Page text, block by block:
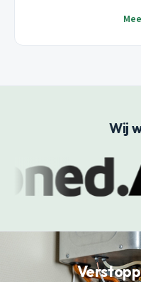
Wij